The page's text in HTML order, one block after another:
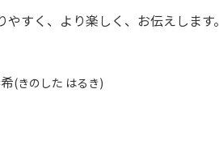
すく、より楽しく、お伝えします。
(きのした はるき)